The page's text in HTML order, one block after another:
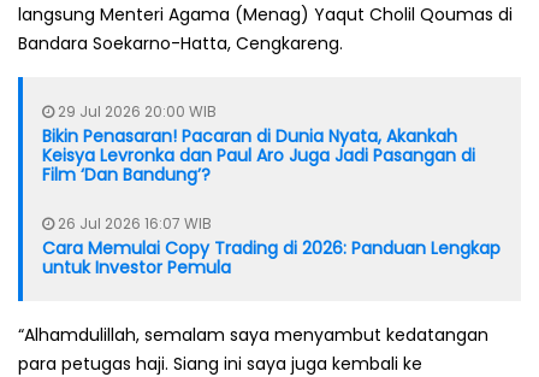
langsung Menteri Agama (Menag) Yaqut Cholil Qoumas di
Bandara Soekarno-Hatta, Cengkareng.
29 Jul 2026 20:00 WIB
Bikin Penasaran! Pacaran di Dunia Nyata, Akankah
Keisya Levronka dan Paul Aro Juga Jadi Pasangan di
Film ‘Dan Bandung’?
26 Jul 2026 16:07 WIB
Cara Memulai Copy Trading di 2026: Panduan Lengkap
untuk Investor Pemula
“Alhamdulillah, semalam saya menyambut kedatangan
para petugas haji. Siang ini saya juga kembali ke